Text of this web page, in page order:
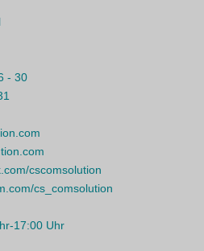
- 30
cscomsolution
cs_comsolution
17:00 Uhr